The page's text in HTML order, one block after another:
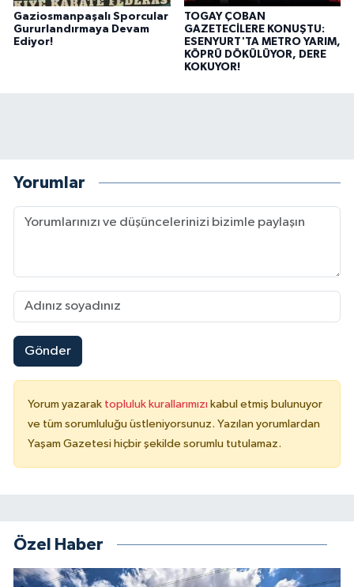
Gaziosmanpaşalı Sporcular
Gururlandırmaya Devam
Ediyor!
TOGAY ÇOBAN
GAZETECİLERE KONUŞTU:
ESENYURT'TA METRO YARIM,
KÖPRÜ DÖKÜLÜYOR, DERE
KOKUYOR!
Yorumlar
Gönder
Yorum yazarak topluluk kurallarımızı kabul etmiş bulunuyor
ve tüm sorumluluğu üstleniyorsunuz. Yazılan yorumlardan
Yaşam Gazetesi hiçbir şekilde sorumlu tutulamaz.
Özel Haber